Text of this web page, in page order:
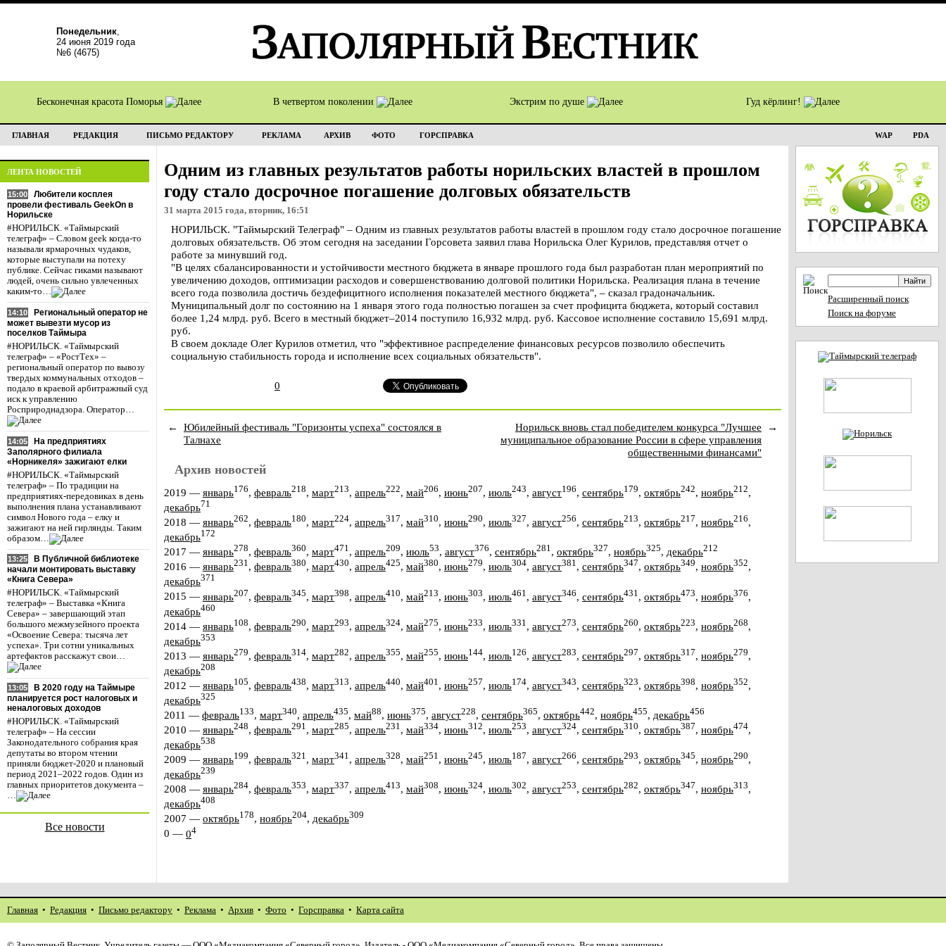
Понедельник,
24 июня 2019 года
№6 (4675)
Бесконечная красота Поморья В четвертом поколении Экстрим по душе Гуд кёрлинг!
ГЛАВНАЯ РЕДАКЦИЯ ПИСЬМО РЕДАКТОРУ РЕКЛАМА АРХИВ ФОТО ГОРСПРАВКА WAP PDA
ЛЕНТА НОВОСТЕЙ
15:00
Любители косплея
провели фестиваль GeekOn в
Норильске
#НОРИЛЬСК. «Таймырский
телеграф» – Словом geek когда-то
называли ярмарочных чудаков,
которые выступали на потеху
публике. Сейчас гиками называют
людей, очень сильно увлеченных
каким-то…
14:10
Региональный оператор не
может вывезти мусор из
поселков Таймыра
#НОРИЛЬСК. «Таймырский
телеграф» – «РостТех» –
региональный оператор по вывозу
твердых коммунальных отходов –
подало в краевой арбитражный суд
иск к управлению
Росприроднадзора. Оператор…
14:05
На предприятиях
Заполярного филиала
«Норникеля» зажигают елки
#НОРИЛЬСК. «Таймырский
телеграф» – По традиции на
предприятиях-передовиках в день
выполнения плана устанавливают
символ Нового года – елку и
зажигают на ней гирлянды. Таким
образом…
13:25
В Публичной библиотеке
начали монтировать выставку
«Книга Севера»
#НОРИЛЬСК. «Таймырский
телеграф» – Выставка «Книга
Севера» – завершающий этап
большого межмузейного проекта
«Освоение Севера: тысяча лет
успеха». Три сотни уникальных
артефактов расскажут свои…
13:05
В 2020 году на Таймыре
планируется рост налоговых и
неналоговых доходов
#НОРИЛЬСК. «Таймырский
телеграф» – На сессии
Законодательного собрания края
депутаты во втором чтении
приняли бюджет-2020 и плановый
период 2021–2022 годов. Один из
главных приоритетов документа –
…
Все новости
Одним из главных результатов работы норильских властей в прошлом
году стало досрочное погашение долговых обязательств
31 марта 2015 года, вторник, 16:51
НОРИЛЬСК. "Таймырский Телеграф" – Одним из главных результатов работы властей в прошлом году стало досрочное погашение
долговых обязательств. Об этом сегодня на заседании Горсовета заявил глава Норильска Олег Курилов, представляя отчет о
работе за минувший год.
"В целях сбалансированности и устойчивости местного бюджета в январе прошлого года был разработан план мероприятий по
увеличению доходов, оптимизации расходов и совершенствованию долговой политики Норильска. Реализация плана в течение
всего года позволила достичь бездефицитного исполнения показателей местного бюджета", – сказал градоначальник.
Муниципальный долг по состоянию на 1 января этого года полностью погашен за счет профицита бюджета, который составил
более 1,24 млрд. руб. Всего в местный бюджет–2014 поступило 16,932 млрд. руб. Кассовое исполнение составило 15,691 млрд.
руб.
В своем докладе Олег Курилов отметил, что "эффективное распределение финансовых ресурсов позволило обеспечить
социальную стабильность города и исполнение всех социальных обязательств".
0
←
Юбилейный фестиваль "Горизонты успеха" состоялся в
Талнахе
Норильск вновь стал победителем конкурса "Лучшее
муниципальное образование России в сфере управления
общественными финансами"
→
Архив новостей
2019 — январь176, февраль218, март213, апрель222, май206, июнь207, июль243, август196, сентябрь179, октябрь242, ноябрь212,
декабрь71
2018 — январь262, февраль180, март224, апрель317, май310, июнь290, июль327, август256, сентябрь213, октябрь217, ноябрь216,
декабрь172
2017 — январь278, февраль360, март471, апрель209, июль53, август376, сентябрь281, октябрь327, ноябрь325, декабрь212
2016 — январь231, февраль380, март430, апрель425, май380, июнь279, июль304, август381, сентябрь347, октябрь349, ноябрь352,
декабрь371
2015 — январь207, февраль345, март398, апрель410, май213, июнь303, июль461 , август346, сентябрь431 , октябрь473, ноябрь376,
декабрь460
2014 — январь108, февраль290, март293, апрель324, май275, июнь233, июль331 , август273, сентябрь260, октябрь223, ноябрь268,
декабрь353
2013 — январь279, февраль314, март282, апрель355, май255, июнь144, июль126, август283, сентябрь297, октябрь317, ноябрь279,
декабрь208
2012 — январь105, февраль438, март313, апрель440, май401, июнь257, июль174, август343, сентябрь323, октябрь398, ноябрь352,
декабрь325
2011 — февраль133, март340, апрель435, май88, июнь375, август228, сентябрь365, октябрь442, ноябрь455, декабрь456
2010 — январь248, февраль291, март285, апрель231, май334, июнь312, июль253, август324, сентябрь310, октябрь387, ноябрь474,
декабрь538
2009 — январь199, февраль321, март341, апрель328, май251, июнь245, июль187, август266, сентябрь293, октябрь345, ноябрь290,
декабрь239
2008 — январь284, февраль353, март337, апрель413, май308, июнь324, июль302, август253, сентябрь282, октябрь347, ноябрь313,
декабрь408
2007 — октябрь178, ноябрь204, декабрь309
0 — 04
Расширенный поиск
Поиск на форуме
Главная • Редакция • Письмо редактору • Реклама • Архив • Фото • Горсправка • Карта сайта